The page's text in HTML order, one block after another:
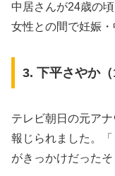
中居さんが24歳の
女性との間で妊娠・
3. 下平さやか（
テレビ朝日の元ア
報じられました。
がきっかけだったそ